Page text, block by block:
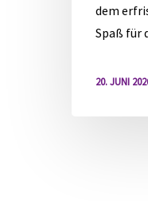
dem
Spaß für
20. JUNI